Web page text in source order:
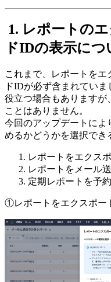
1. レポートの
ドIDの表示につ
これまで、レポートを
ドIDが必ず含まれてい
役立つ場合もありますが
ことはありません。
今回のアップデートによ
めるかどうかを選択でき
レポートをエクス
レポートをメール
定期レポートを予
①レポートをエクスポー